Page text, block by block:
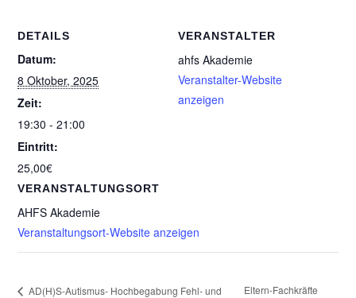
DETAILS
Datum:
8 Oktober, 2025
Zeit:
19:30 - 21:00
Eintritt:
25,00€
VERANSTALTUNGSORT
AHFS Akademie
Veranstaltungsort-Website anzeigen
VERANSTALTER
ahfs Akademie
Veranstalter-Website
anzeigen
AD(H)S-Autismus- Hochbegabung Fehl- und
Eltern-Fachkräfte